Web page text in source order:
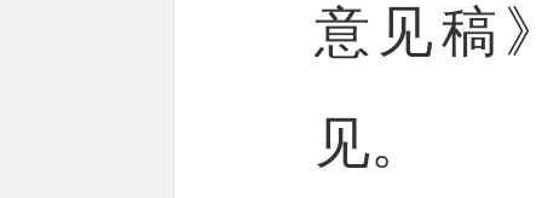
意见稿
见。